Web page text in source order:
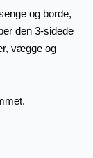
og borde,
den 3-sidede
vægge og